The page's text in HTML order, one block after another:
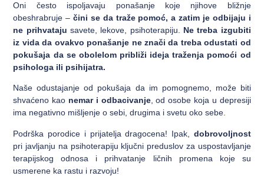
Oni često ispoljavaju ponašanje koje njihove bližnje
obeshrabruje –čini se da traže pomoć, a zatim je odbijaju i
ne prihvataju savete, lekove, psihoterapiju. Ne treba izgubiti
iz vida da ovakvo ponašanje ne znači da treba odustati od
pokušaja da se obolelom približi ideja traženja pomoći od
psihologa ili psihijatra.
Naše odustajanje od pokušaja da im pomognemo, može biti
shvaćeno kao nemar i odbacivanje, od osobe koja u depresiji
ima negativno mišljenje o sebi, drugima i svetu oko sebe.
Podrška porodice i prijatelja dragocena! Ipak, dobrovoljnost
pri javljanju na psihoterapiju ključni preduslov za uspostavljanje
terapijskog odnosa i prihvatanje ličnih promena koje su
usmerene ka rastu i razvoju!